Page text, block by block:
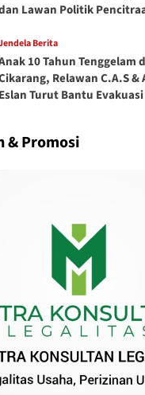
Lawan Politik
Berita
10 Tahun Tenggelam
Relawan C.A.S &
Eslan Turut Bantu Evakuasi
& Promosi